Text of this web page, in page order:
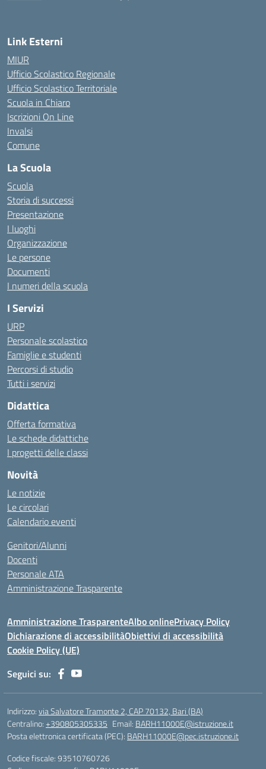
Link Esterni
MIUR
Ufficio Scolastico Regionale
Ufficio Scolastico Territoriale
Scuola in Chiaro
Iscrizioni On Line
Invalsi
Comune
La Scuola
Scuola
Storia di successi
Presentazione
I luoghi
Organizzazione
Le persone
Documenti
I numeri della scuola
I Servizi
URP
Personale scolastico
Famiglie e studenti
Percorsi di studio
Tutti i servizi
Didattica
Offerta formativa
Le schede didattiche
I progetti delle classi
Novità
Le notizie
Le circolari
Calendario eventi
Genitori/Alunni
Docenti
Personale ATA
Amministrazione Trasparente
Amministrazione TrasparenteAlbo onlinePrivacy Policy
Dichiarazione di accessibilitàObiettivi di accessibilità
Cookie Policy (UE)
Seguici su:
Indirizzo:via Salvatore Tramonte 2, CAP 70132, Bari (BA)
Centralino:+390805305335 Email: BARH11000E@istruzione.it
Posta elettronica certificata (PEC): BARH11000E@pec.istruzione.it
Codice fiscale: 93510760726